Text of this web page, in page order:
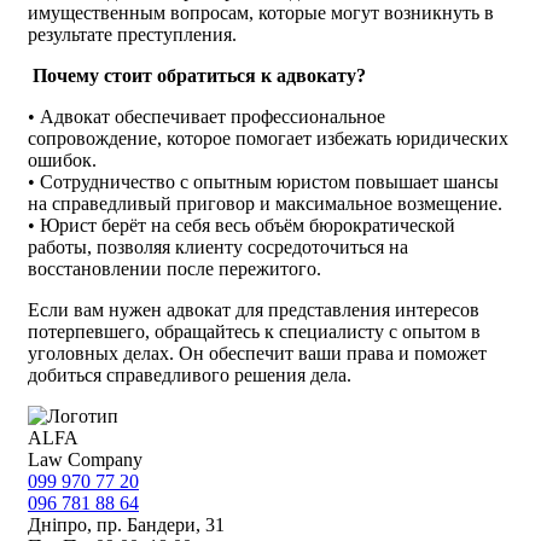
имущественным вопросам, которые могут возникнуть в
результате преступления.
Почему стоит обратиться к адвокату?
• Адвокат обеспечивает профессиональное
сопровождение, которое помогает избежать юридических
ошибок.
• Сотрудничество с опытным юристом повышает шансы
на справедливый приговор и максимальное возмещение.
• Юрист берёт на себя весь объём бюрократической
работы, позволяя клиенту сосредоточиться на
восстановлении после пережитого.
Если вам нужен адвокат для представления интересов
потерпевшего, обращайтесь к специалисту с опытом в
уголовных делах. Он обеспечит ваши права и поможет
добиться справедливого решения дела.
ALFA
Law Company
099 970 77 20
096 781 88 64
Дніпро, пр. Бандери, 31